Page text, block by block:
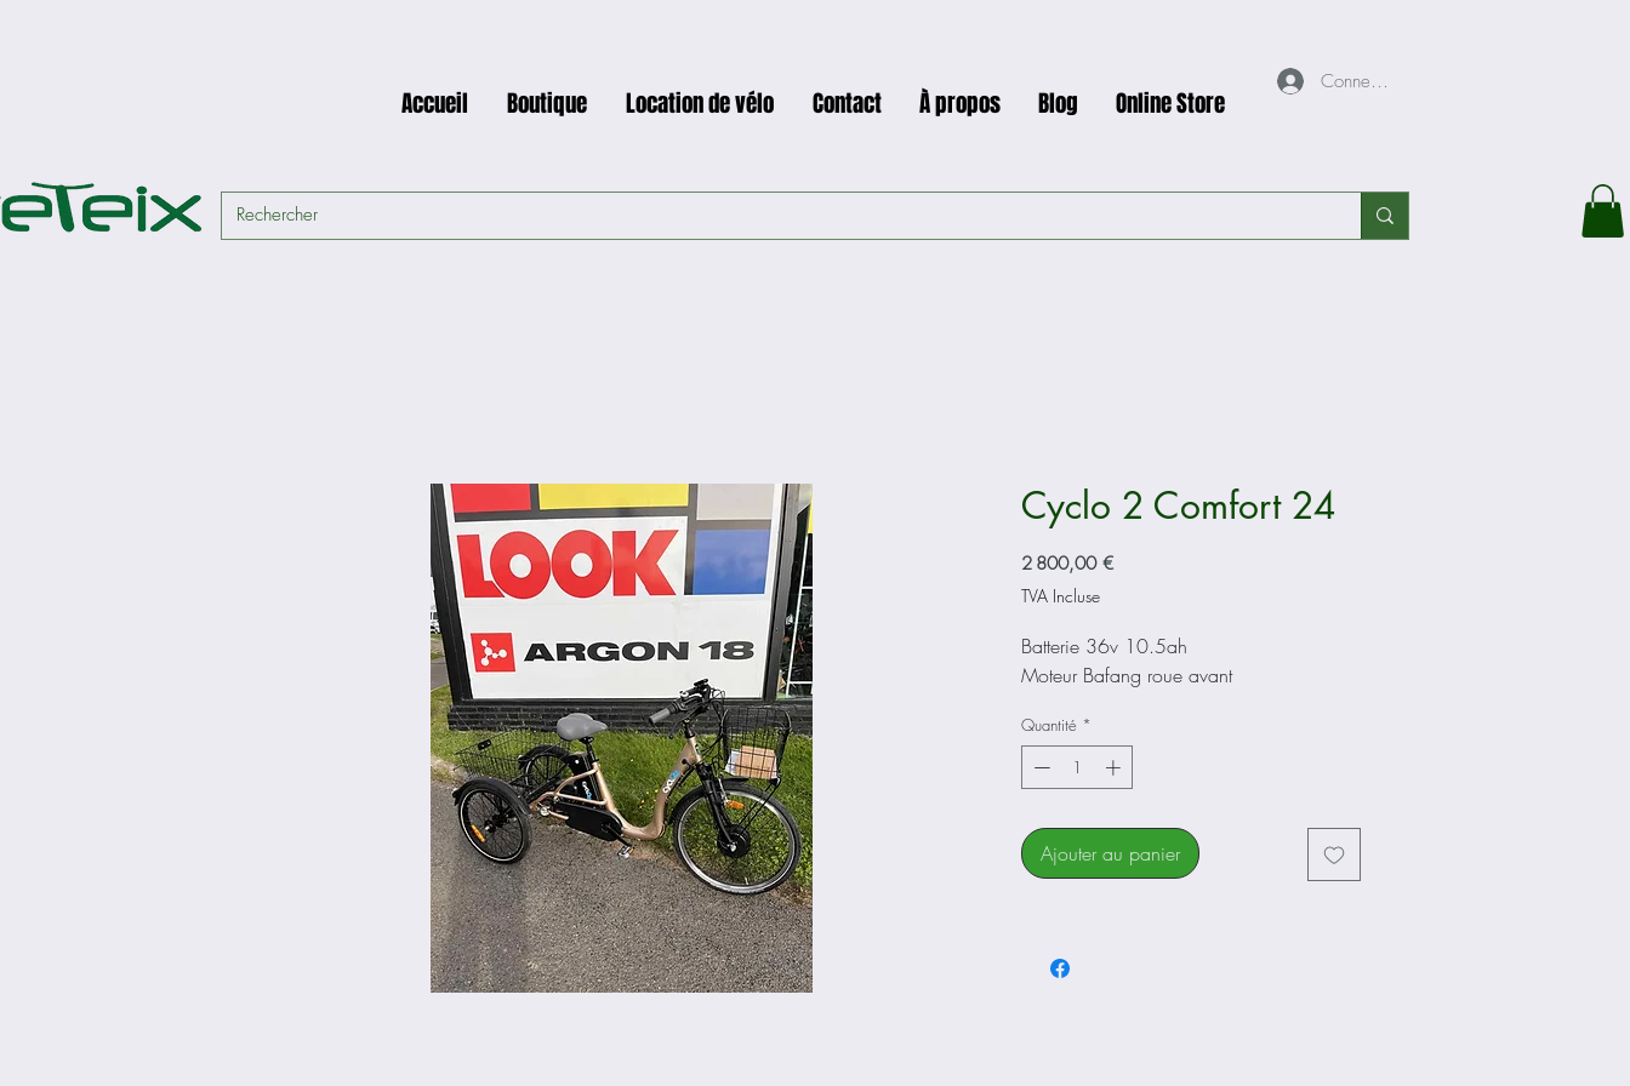
Accueil Boutique Location de vélo Contact À propos Blog Online Store
Connexion
Cyclo 2 Comfort 24
2 800,00 €Prix
TVA Incluse
Batterie 36v 10.5ah
Moteur Bafang roue avant
Quantité *
Ajouter au panier